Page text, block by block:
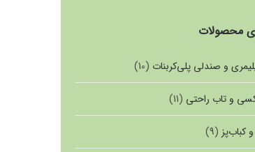
محصولات
و صندلی پلی‌کربنات (10)
و تاب راحتی (11)
و کباب‌پز (9)